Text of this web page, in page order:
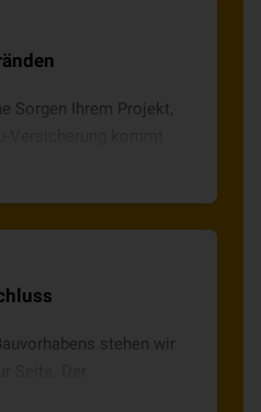
Sorgen Ihrem Projekt,
stehen wir